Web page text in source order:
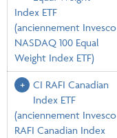
Index ETF
(anciennement Invesco
NASDAQ 100 Equal
Weight Index ETF)
CI RAFI Canadian
Index ETF
(anciennement Invesco
RAFI Canadian Index